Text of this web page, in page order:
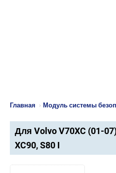
Главная › Модуль системы
Для Volvo V70XC (01-
XC90, S80 I